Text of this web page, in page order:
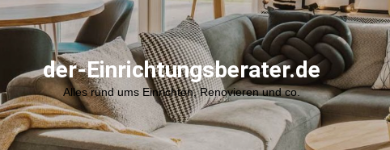
der-Einrichtungsberater.de
Alles rund ums Einrichten, Renovieren und co.